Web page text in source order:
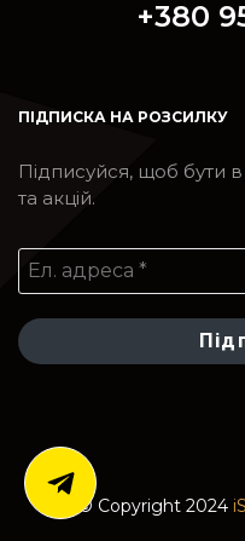
+380
ПІДПИСКА НА РОЗСИЛКУ
Підписуйся, щоб бути
та акцій.
© Copyright 2024